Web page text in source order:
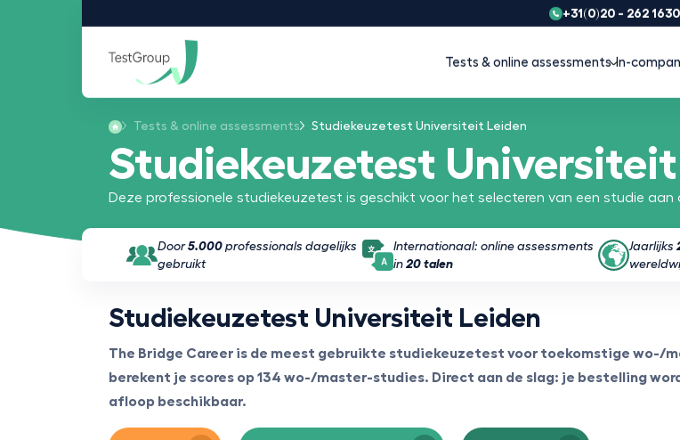
+31(0)20 - 262 1630
Tests & online assessments In-
Tests & online assessments Studiekeuzetest Universiteit Leiden
Studiekeuzetest
Deze professionele studiekeuzetest is geschikt voor het selecteren van een studie aan
Door5.000 professionals dagelijks
gebruikt
Internationaal: online assessments
in 20 talen
Jaarlijks
Studiekeuzetest Universiteit Leiden
The Bridge Career is de meest gebruikte studiekeuzetest voor toekomstige wo-/
berekent je scores op 134 wo-/master-studies. Direct aan de slag: je bestelling
afloop beschikbaar.